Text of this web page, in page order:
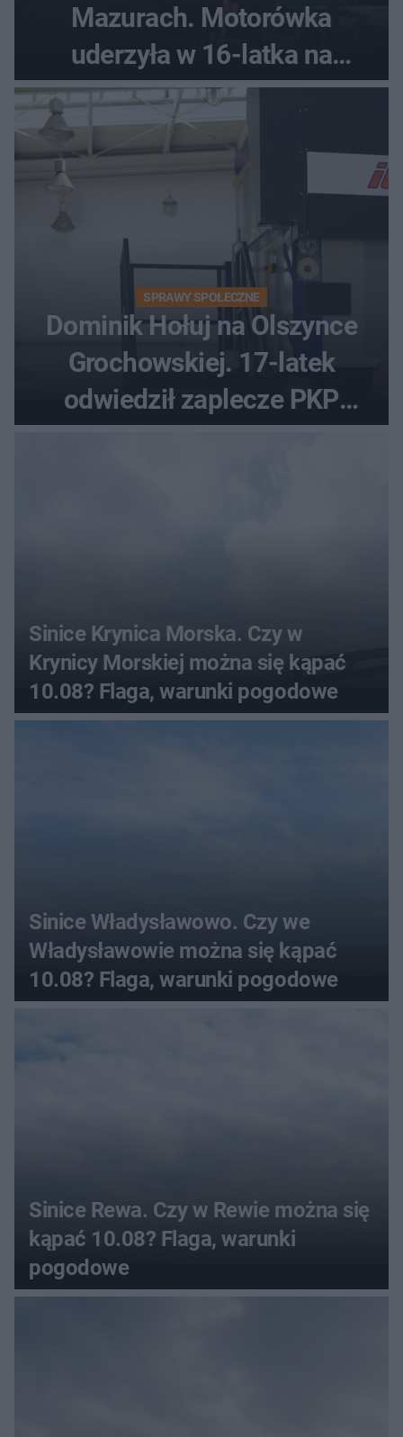
Mazurach. Motorówka
uderzyła w 16-latka na
skuterze
SPRAWY SPOŁECZNE
Dominik Hołuj na Olszynce
Grochowskiej. 17-latek
odwiedził zaplecze PKP
Intercity
Sinice Krynica Morska. Czy w
Krynicy Morskiej można się kąpać
10.08? Flaga, warunki pogodowe
Sinice Władysławowo. Czy we
Władysławowie można się kąpać
10.08? Flaga, warunki pogodowe
Sinice Rewa. Czy w Rewie można się
kąpać 10.08? Flaga, warunki
pogodowe